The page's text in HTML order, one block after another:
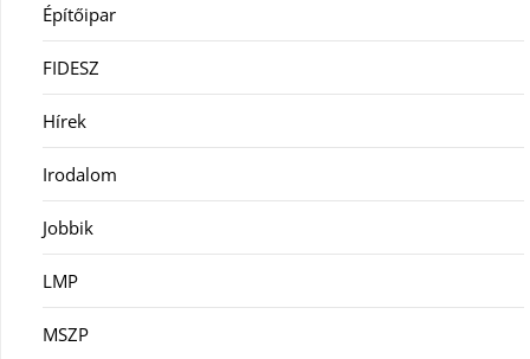
Építőipar
FIDESZ
Hírek
Irodalom
Jobbik
LMP
MSZP